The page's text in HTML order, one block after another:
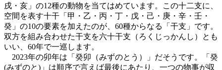
戌・亥」の12種の動物を当てはめています。この十二支に、
空間を表す十干「甲・乙・丙・丁・戊・己・庚・辛・壬・
癸」の10の要素を加えたのが、60種からなる「干支」です。
双方を組み合わせた干支を六十干支（ろくじっかんし）とも
いい、60年で一巡します。
2023年の卯年は「癸卯（みずのとう）」だそうです。「癸
(みずのと)」は順序で言えば最後にあたり、一つの物事が収